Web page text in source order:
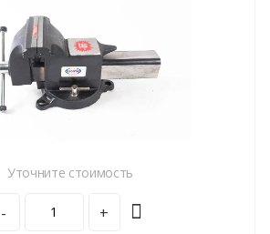
Уточните стоимость
- +